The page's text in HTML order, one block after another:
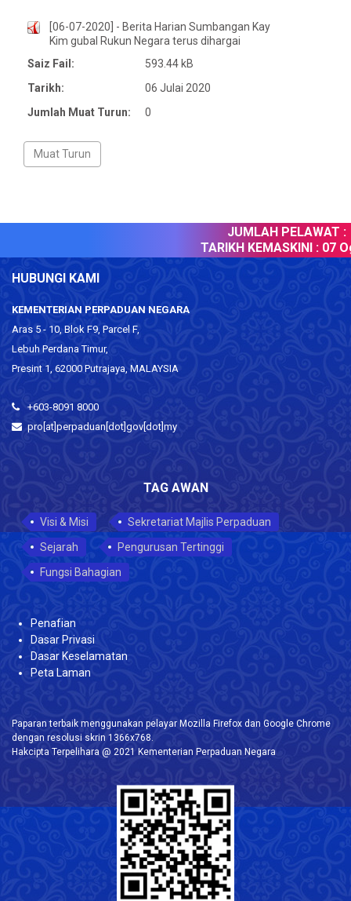
[06-07-2020] - Berita Harian Sumbangan Kay
Kim gubal Rukun Negara terus dihargai
Saiz Fail:
593.44 kB
Tarikh:
06 Julai 2020
Jumlah Muat Turun:
0
JUMLAH PELAWAT :
TARIKH KEMASKINI : 07
HUBUNGI KAMI
KEMENTERIAN PERPADUAN NEGARA
Aras 5 - 10, Blok F9, Parcel F,
Lebuh Perdana Timur,
Presint 1, 62000 Putrajaya, MALAYSIA
+603-8091 8000
pro[at]perpaduan[dot]gov[dot]my
TAG AWAN
Visi & Misi
Sekretariat Majlis Perpaduan
Sejarah
Pengurusan Tertinggi
Fungsi Bahagian
Penafian
Dasar Privasi
Dasar Keselamatan
Peta Laman
Paparan terbaik menggunakan pelayar Mozilla Firefox dan Google Chrome
dengan resolusi skrin 1366x768.
Hakcipta Terpelihara @ 2021 Kementerian Perpaduan Negara